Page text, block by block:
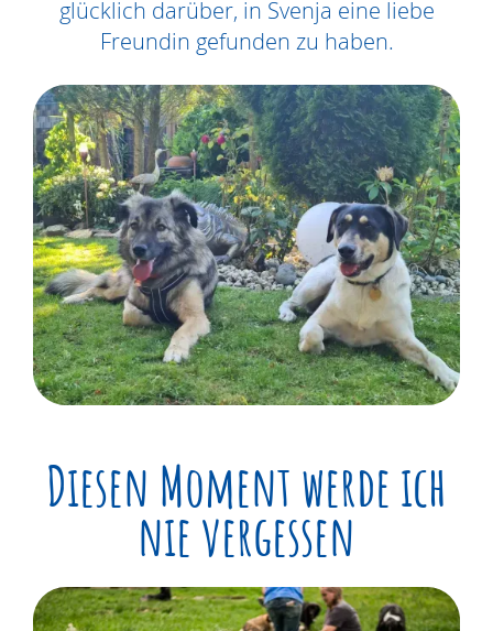
glücklich darüber, in Svenja eine liebe
Freundin gefunden zu haben.
Diesen Moment werde ich
nie vergessen